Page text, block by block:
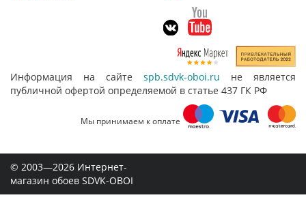
Информация на сайте spb.sdvk-oboi.ru не является
публичной офертой определяемой в статье 437 ГК РФ
Мы принимаем к оплате
© 2003—2026 Интернет-
магазин обоев SDVK-OBOI